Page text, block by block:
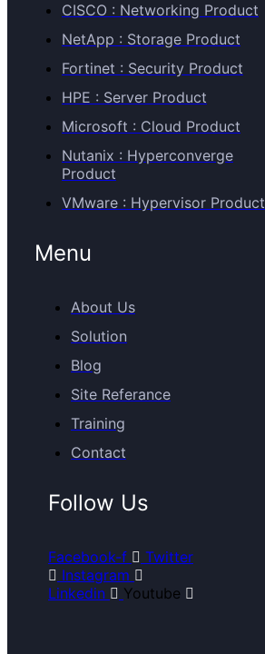
CISCO : Networking Product
NetApp : Storage Product
Fortinet : Security Product
HPE : Server Product
Microsoft : Cloud Product
Nutanix : Hyperconverge
Product
VMware : Hypervisor Product
Menu
About Us
Solution
Blog
Site Referance
Training
Contact
Follow Us
Facebook-f
Twitter
Instagram
Linkedin
Youtube